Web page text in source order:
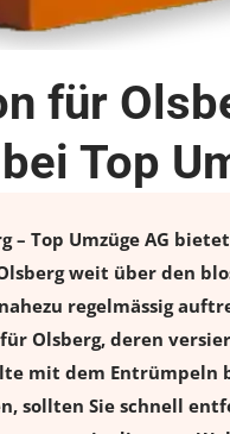
für
Top
– Top Umzüge AG
weit über den
regelmässig
Olsberg, deren
mit dem Entrümpeln
sollten Sie schnell